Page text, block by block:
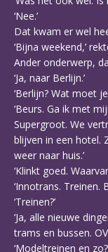
‘Nee.’
Dat kwam er wel
‘Bijna weekend,’
Ander onderwerp,
‘Ja, naar Berlijn.’
‘Berlijn? Wat moet
‘Beurs. Ga ik met
Supergroot. We
blijven in een hotel.
weer naar huis.’
‘Klinkt goed.
‘Innotrans. Treinen.
‘Treinen?’
‘Ja, alle nieuwe
trams en bussen.
‘Modeltreinen en